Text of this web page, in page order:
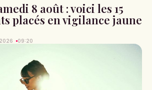
8 août : voici les 15
placés en vigilance jaune
09:20